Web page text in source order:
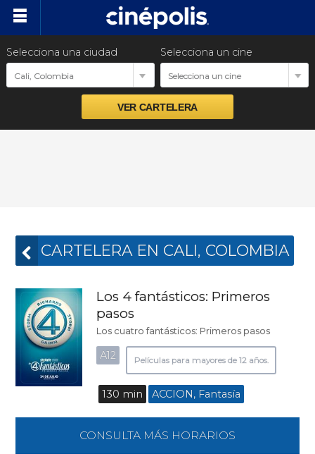
Selecciona una ciudad
Cali, Colombia
Selecciona un cine
Selecciona un cine
CARTELERA EN CALI, COLOMBIA
Los 4 fantásticos: Primeros
pasos
Los cuatro fantásticos: Primeros pasos
A12 Películas para mayores de 12 años.
130 min ACCION, Fantasía
CONSULTA MÁS HORARIOS